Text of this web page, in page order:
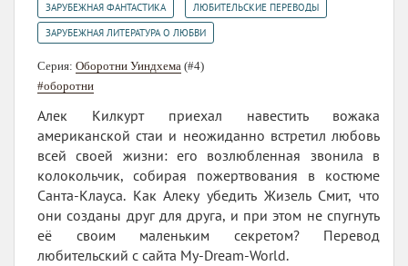
ЗАРУБЕЖНАЯ ФАНТАСТИКА ЛЮБИТЕЛЬСКИЕ ПЕРЕВОДЫ
ЗАРУБЕЖНАЯ ЛИТЕРАТУРА О ЛЮБВИ
Серия: Оборотни Уиндхема (#4)
#оборотни
Алек Килкурт приехал навестить вожака
американской стаи и неожиданно встретил любовь
всей своей жизни: его возлюбленная звонила в
колокольчик, собирая пожертвования в костюме
Санта-Клауса. Как Алеку убедить Жизель Смит, что
они созданы друг для друга, и при этом не спугнуть
её своим маленьким секретом? Перевод
любительский с сайта My-Dream-World.